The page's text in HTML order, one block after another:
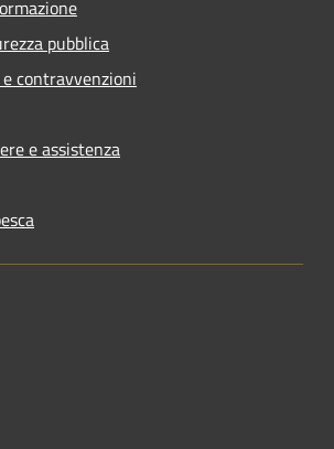
pubblica
contravvenzioni
e assistenza